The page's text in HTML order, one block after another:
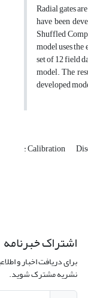
Radial gates
have been
Shuffled
model uses
set of 12 field
model. The
developed
: Calibration
اشتراک خبرنامه
برای دریافت اخبار و
نشریه مشترک شوید.